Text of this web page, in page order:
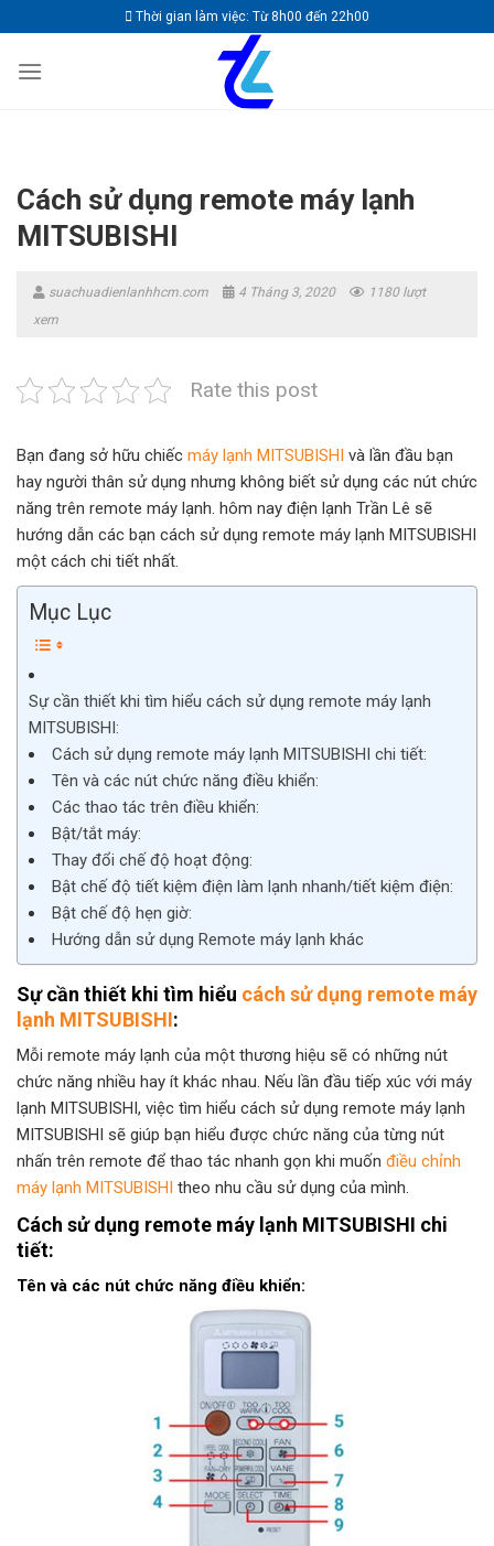
to
content
Thời gian làm việc: Từ 8h00 đến 22h00
Cách sử dụng remote máy lạnh
MITSUBISHI
suachuadienlanhhcm.com 4 Tháng 3, 2020
1180 lượt
xem
Rate this post
Bạn đang sở hữu chiếc máy lạnh MITSUBISHI và lần đầu bạn
hay người thân sử dụng nhưng không biết sử dụng các nút chức
năng trên remote máy lạnh. hôm nay điện lạnh Trần Lê sẽ
hướng dẫn các bạn cách sử dụng remote máy lạnh MITSUBISHI
một cách chi tiết nhất.
Mục Lục
Sự cần thiết khi tìm hiểu cách sử dụng remote máy lạnh
MITSUBISHI:
Cách sử dụng remote máy lạnh MITSUBISHI chi tiết:
Tên và các nút chức năng điều khiển:
Các thao tác trên điều khiển:
Bật/tắt máy:
Thay đổi chế độ hoạt động:
Bật chế độ tiết kiệm điện làm lạnh nhanh/tiết kiệm điện:
Bật chế độ hẹn giờ:
Hướng dẫn sử dụng Remote máy lạnh khác
Sự cần thiết khi tìm hiểu cách sử dụng remote máy
lạnh MITSUBISHI:
Mỗi remote máy lạnh của một thương hiệu sẽ có những nút
chức năng nhiều hay ít khác nhau. Nếu lần đầu tiếp xúc với máy
lạnh MITSUBISHI, việc tìm hiểu cách sử dụng remote máy lạnh
MITSUBISHI sẽ giúp bạn hiểu được chức năng của từng nút
nhấn trên remote để thao tác nhanh gọn khi muốn điều chỉnh
máy lạnh MITSUBISHI theo nhu cầu sử dụng của mình.
Cách sử dụng remote máy lạnh MITSUBISHI chi
tiết:
Tên và các nút chức năng điều khiển: